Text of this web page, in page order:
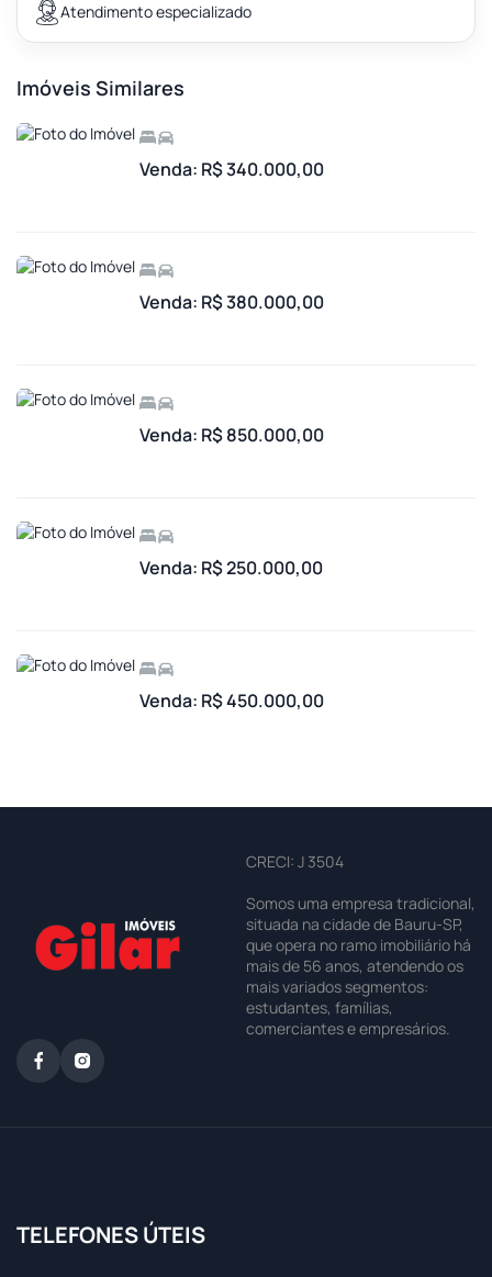
Atendimento especializado
Imóveis Similares
Venda: R$ 340.000,00
Venda: R$ 380.000,00
Venda: R$ 850.000,00
Venda: R$ 250.000,00
Venda: R$ 450.000,00
CRECI: J 3504
Somos uma empresa tradicional,
situada na cidade de Bauru-SP,
que opera no ramo imobiliário há
mais de 56 anos, atendendo os
mais variados segmentos:
estudantes, famílias,
comerciantes e empresários.
TELEFONES ÚTEIS